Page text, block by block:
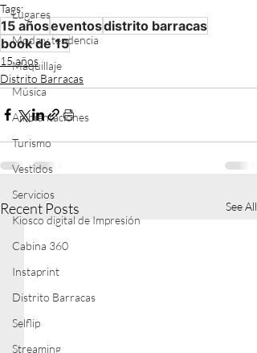
Lugares
Moda y tendencia
Maquillaje
Música
Ambientaciones
Turismo
Vestidos
Servicios
Kiosco digital de Impresión
Cabina 360
Instaprint
Distrito Barracas
Selflip
Streaming
Tags:
15 añoseventosdistrito barracas
book de 15
15 años
Distrito Barracas
Recent Posts See All